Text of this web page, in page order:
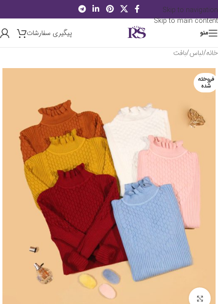
Skip to navigation
Skip to main content
منو
پیگیری سفارشات
خانه/لباس/بافت
فروخته
شده
برای بزرگنمایی کلیک کنید